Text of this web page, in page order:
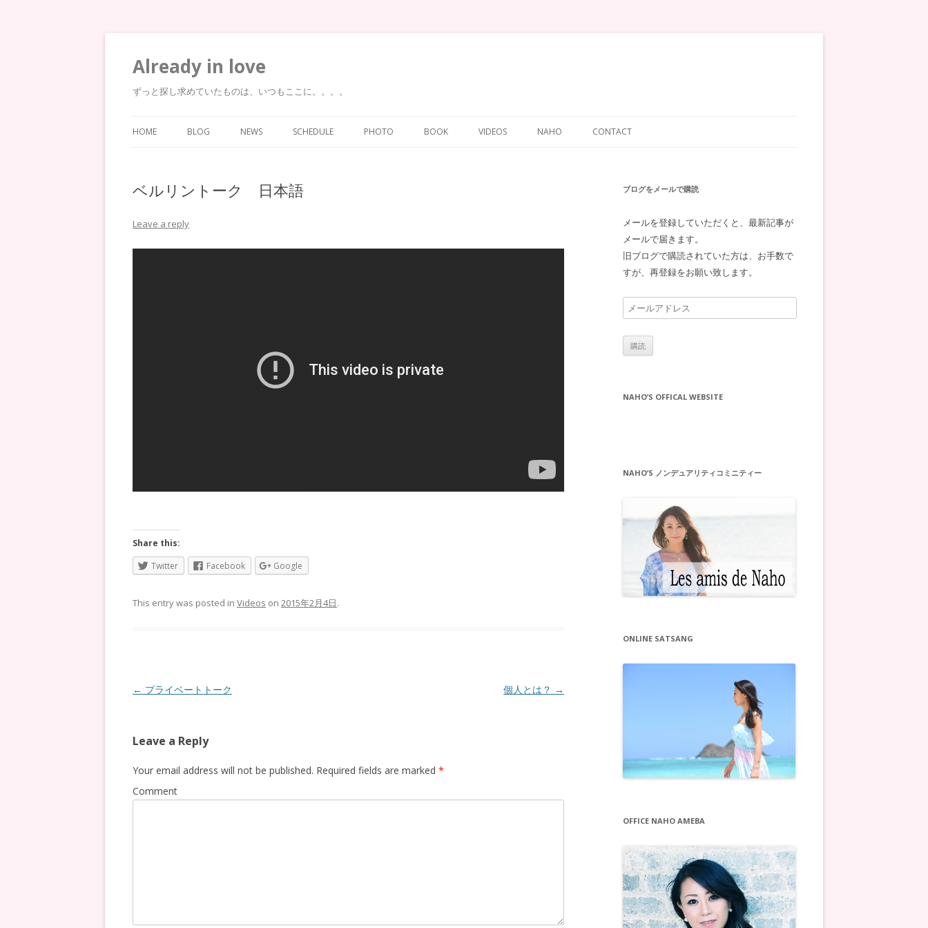
Already in love
ずっと探し求めていたものは、いつもここに。。。。
HOME BLOG NEWS SCHEDULE PHOTO BOOK VIDEOS NAHO CONTACT
ベルリントーク 日本語
Leave a reply
Share this:
Twitter
Facebook Google
This entry was posted in Videos on 2015年2月4日.
Post
← プライベートトーク 個人とは？ →
Leave a Reply
Your email address will not be published. Required fields are marked *
Comment
ブログをメールで購読
メールを登録していただくと、最新記事が
メールで届きます。
旧ブログで購読されていた方は、お手数で
すが、再登録をお願い致します。
メ
ー
ル
ア
NAHO’S OFFICAL WEBSITE
NAHO’S ノンデュアリティコミニティー
ONLINE SATSANG
OFFICE NAHO AMEBA